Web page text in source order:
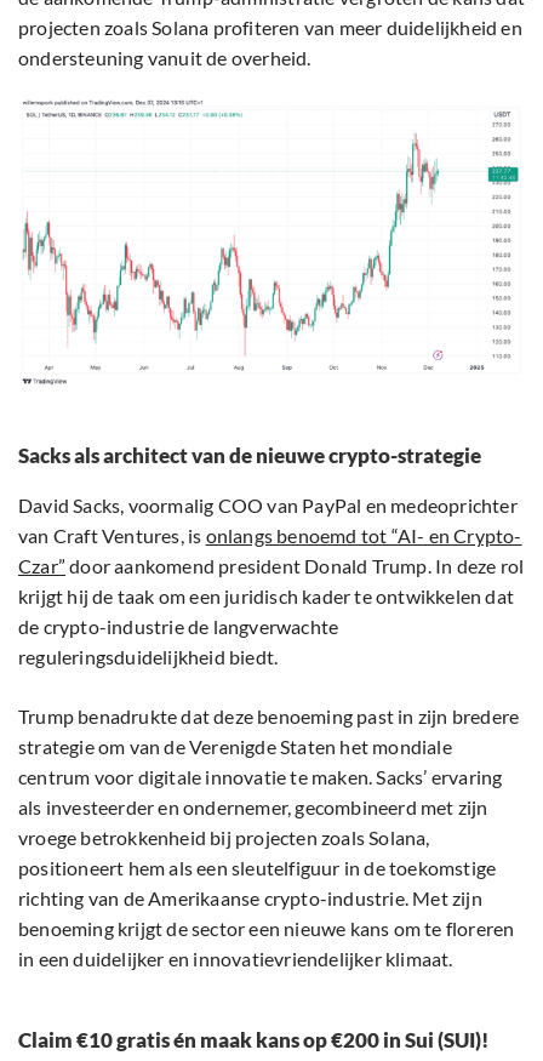
projecten zoals Solana profiteren van meer duidelijkheid en
ondersteuning vanuit de overheid.
Sacks als architect van de nieuwe crypto-strategie
David Sacks, voormalig COO van PayPal en medeoprichter
van Craft Ventures, is onlangs benoemd tot “AI- en Crypto-
Czar” door aankomend president Donald Trump. In deze rol
krijgt hij de taak om een juridisch kader te ontwikkelen dat
de crypto-industrie de langverwachte
reguleringsduidelijkheid biedt.
Trump benadrukte dat deze benoeming past in zijn bredere
strategie om van de Verenigde Staten het mondiale
centrum voor digitale innovatie te maken. Sacks’ ervaring
als investeerder en ondernemer, gecombineerd met zijn
vroege betrokkenheid bij projecten zoals Solana,
positioneert hem als een sleutelfiguur in de toekomstige
richting van de Amerikaanse crypto-industrie. Met zijn
benoeming krijgt de sector een nieuwe kans om te floreren
in een duidelijker en innovatievriendelijker klimaat.
Claim €10 gratis én maak kans op €200 in Sui (SUI)!